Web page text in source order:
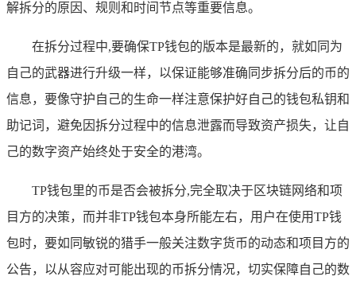
解拆分的原因、规则和时间节点等重要信息。
在拆分过程中,要确保TP钱包的版本是最新的，就如同为
自己的武器进行升级一样，以保证能够准确同步拆分后的币的
信息，要像守护自己的生命一样注意保护好自己的钱包私钥和
助记词，避免因拆分过程中的信息泄露而导致资产损失，让自
己的数字资产始终处于安全的港湾。
TP钱包里的币是否会被拆分,完全取决于区块链网络和项
目方的决策，而并非TP钱包本身所能左右，用户在使用TP钱
包时，要如同敏锐的猎手一般关注数字货币的动态和项目方的
公告，以从容应对可能出现的币拆分情况，切实保障自己的数